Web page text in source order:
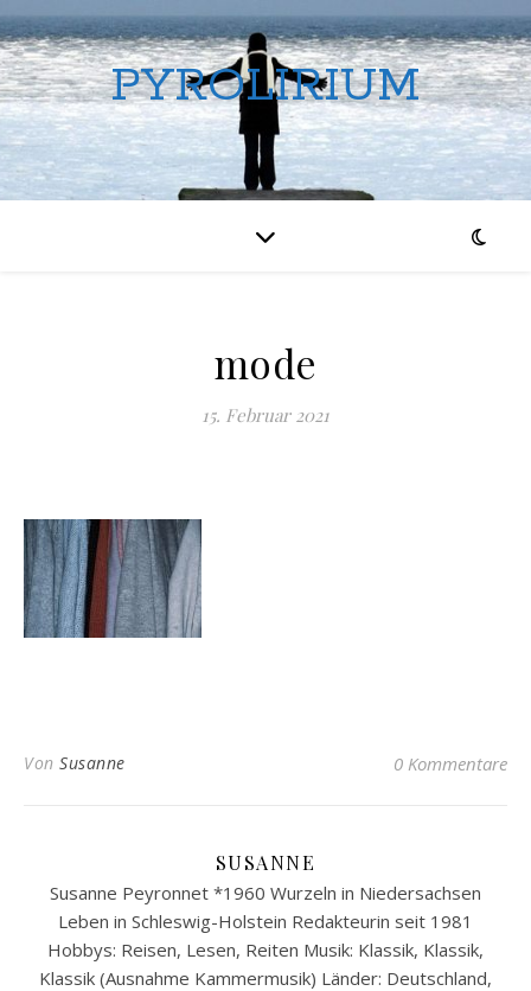
PYROLIRIUM
mode
15. Februar 2021
Von Susanne 0 Kommentare
SUSANNE
Susanne Peyronnet *1960 Wurzeln in Niedersachsen
Leben in Schleswig-Holstein Redakteurin seit 1981
Hobbys: Reisen, Lesen, Reiten Musik: Klassik, Klassik,
Klassik (Ausnahme Kammermusik) Länder: Deutschland,